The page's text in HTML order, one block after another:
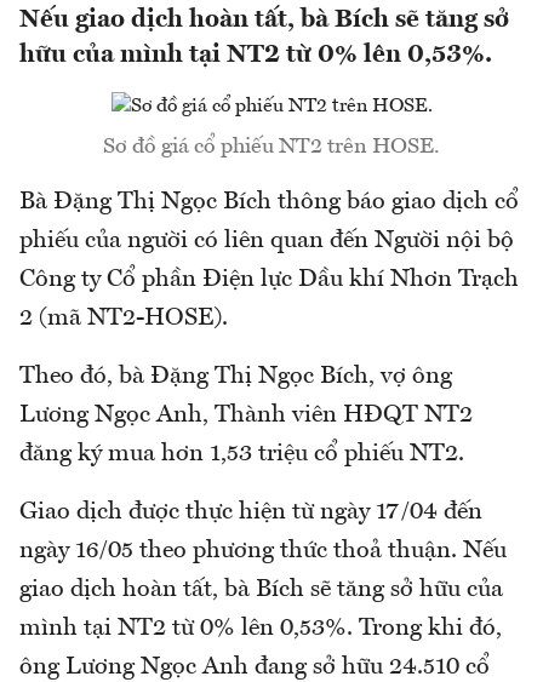
Nếu giao dịch hoàn tất, bà Bích sẽ tăng sở
hữu của mình tại NT2 từ 0% lên 0,53%.
Sơ đồ giá cổ phiếu NT2 trên HOSE.
Bà Đặng Thị Ngọc Bích thông báo giao dịch cổ
phiếu của người có liên quan đến Người nội bộ
Công ty Cổ phần Điện lực Dầu khí Nhơn Trạch
2 (mã NT2-HOSE).
Theo đó, bà Đặng Thị Ngọc Bích, vợ ông
Lương Ngọc Anh, Thành viên HĐQT NT2
đăng ký mua hơn 1,53 triệu cổ phiếu NT2.
Giao dịch được thực hiện từ ngày 17/04 đến
ngày 16/05 theo phương thức thoả thuận. Nếu
giao dịch hoàn tất, bà Bích sẽ tăng sở hữu của
mình tại NT2 từ 0% lên 0,53%. Trong khi đó,
ông Lương Ngọc Anh đang sở hữu 24.510 cổ